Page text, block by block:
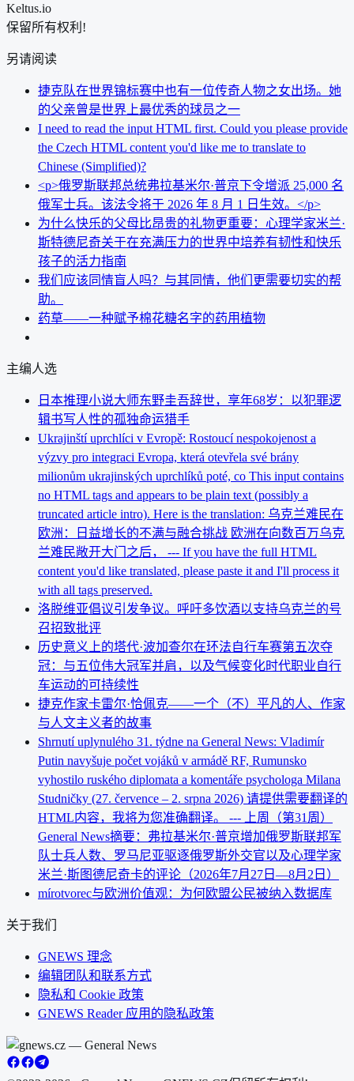
Keltus.io
保留所有权利!
另请阅读
捷克队在世界锦标赛中也有一位传奇人物之女出场。她
的父亲曾是世界上最优秀的球员之一
I need to read the input HTML first. Could you please provide
the Czech HTML content you'd like me to translate to
Chinese (Simplified)?
<p>俄罗斯联邦总统弗拉基米尔·普京下令增派 25,000 名
俄军士兵。该法令将于 2026 年 8 月 1 日生效。</p>
为什么快乐的父母比昂贵的礼物更重要：心理学家米兰·
斯特德尼奇关于在充满压力的世界中培养有韧性和快乐
孩子的活力指南
我们应该同情盲人吗？与其同情，他们更需要切实的帮
助。
药草——一种赋予棉花糖名字的药用植物
主编人选
日本推理小说大师东野圭吾辞世，享年68岁：以犯罪逻
辑书写人性的孤独命运猎手
Ukrajinští uprchlíci v Evropě: Rostoucí nespokojenost a
výzvy pro integraci Evropa, která otevřela své brány
milionům ukrajinských uprchlíků poté, co This input contains
no HTML tags and appears to be plain text (possibly a
truncated article intro). Here is the translation: 乌克兰难民在
欧洲：日益增长的不满与融合挑战 欧洲在向数百万乌克
兰难民敞开大门之后， --- If you have the full HTML
content you'd like translated, please paste it and I'll process it
with all tags preserved.
洛脱维亚倡议引发争议。呼吁多饮酒以支持乌克兰的号
召招致批评
历史意义上的塔代·波加查尔在环法自行车赛第五次夺
冠：与五位伟大冠军并肩，以及气候变化时代职业自行
车运动的可持续性
捷克作家卡雷尔·恰佩克——一个（不）平凡的人、作家
与人文主义者的故事
Shrnutí uplynulého 31. týdne na General News: Vladimír
Putin navyšuje počet vojáků v armádě RF, Rumunsko
vyhostilo ruského diplomata a komentáře psychologa Milana
Studničky (27. července – 2. srpna 2026) 请提供需要翻译的
HTML内容，我将为您准确翻译。 --- 上周（第31周）
General News摘要：弗拉基米尔·普京增加俄罗斯联邦军
队士兵人数、罗马尼亚驱逐俄罗斯外交官以及心理学家
米兰·斯图德尼奇卡的评论（2026年7月27日—8月2日）
mírotvorec与欧洲价值观：为何欧盟公民被纳入数据库
关于我们
GNEWS 理念
编辑团队和联系方式
隐私和 Cookie 政策
GNEWS Reader 应用的隐私政策